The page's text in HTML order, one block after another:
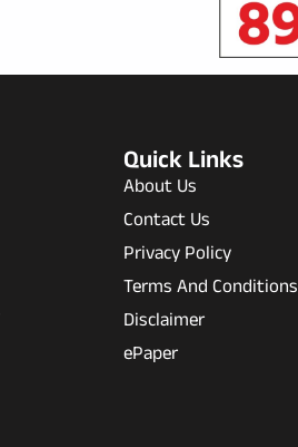
Quick Links
About Us
Contact Us
Privacy Policy
Terms And Conditions
Disclaimer
ePaper